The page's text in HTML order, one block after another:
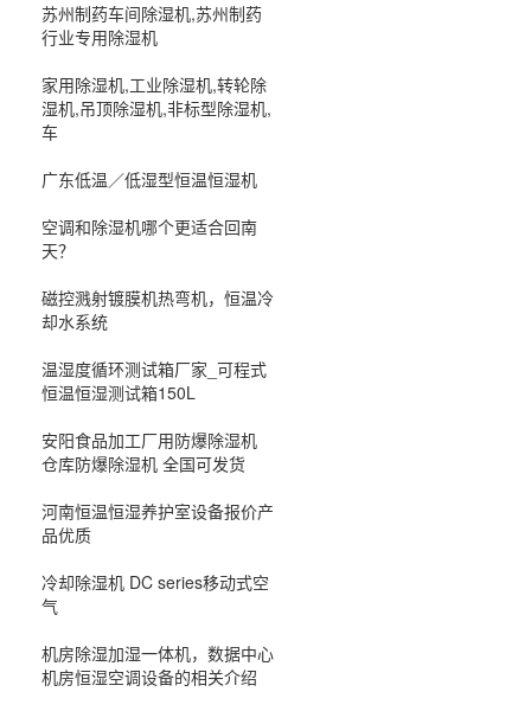
苏州制药车间除湿机,苏州制药
行业专用除湿机
家用除湿机,工业除湿机,转轮除
湿机,吊顶除湿机,非标型除湿机,
车
广东低温／低湿型恒温恒湿机
空调和除湿机哪个更适合回南
天？
磁控溅射镀膜机热弯机，恒温冷
却水系统
温湿度循环测试箱厂家_可程式
恒温恒湿测试箱150L
安阳食品加工厂用防爆除湿机
仓库防爆除湿机 全国可发货
河南恒温恒湿养护室设备报价产
品优质
冷却除湿机 DC series移动式空
气
机房除湿加湿一体机，数据中心
机房恒湿空调设备的相关介绍